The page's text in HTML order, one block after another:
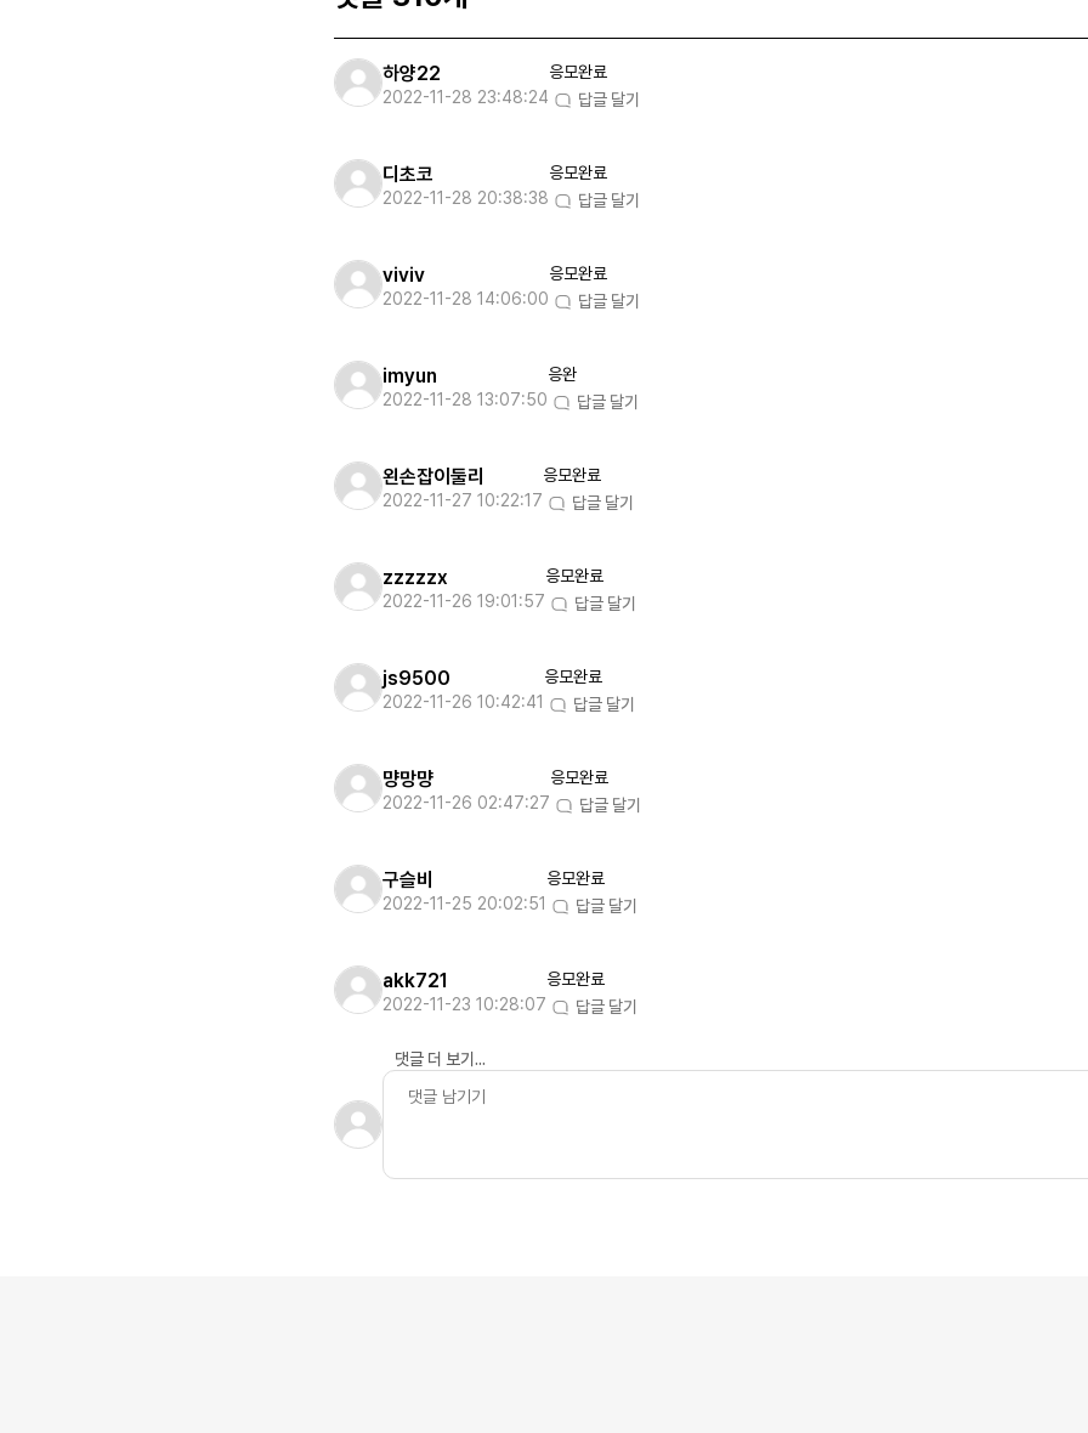
하양22
2022-11-28 23:48:24
응모완료
답글 달기
디초코
2022-11-28 20:38:38
응모완료
답글 달기
viviv
2022-11-28 14:06:00
응모완료
답글 달기
imyun
2022-11-28 13:07:50
응완
답글 달기
왼손잡이둘리
2022-11-27 10:22:17
응모완료
답글 달기
zzzzzx
2022-11-26 19:01:57
응모완료
답글 달기
js9500
2022-11-26 10:42:41
응모완료
답글 달기
먕망먕
2022-11-26 02:47:27
응모완료
답글 달기
구슬비
2022-11-25 20:02:51
응모완료
답글 달기
akk721
2022-11-23 10:28:07
응모완료
답글 달기
댓글 더 보기...